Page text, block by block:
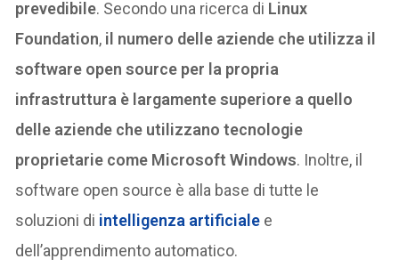
prevedibile. Secondo una ricerca di Linux
Foundation, il numero delle aziende che utilizza il
software open source per la propria
infrastruttura è largamente superiore a quello
delle aziende che utilizzano tecnologie
proprietarie come Microsoft Windows. Inoltre, il
software open source è alla base di tutte le
soluzioni di intelligenza artificiale e
dell’apprendimento automatico.